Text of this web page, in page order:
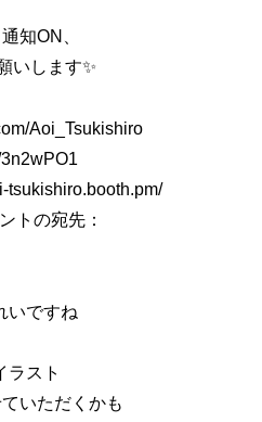
知ON、
いします✨
Aoi_Tsukishiro
トの宛先：
ですね
スト
ただくかも